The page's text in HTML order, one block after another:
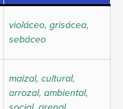
violáceo, grisácea,
sebáceo
maizal, cultural,
arrozal, ambiental,